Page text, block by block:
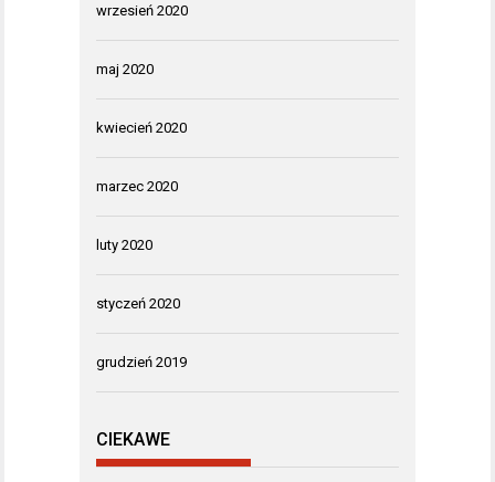
wrzesień 2020
maj 2020
kwiecień 2020
marzec 2020
luty 2020
styczeń 2020
grudzień 2019
CIEKAWE